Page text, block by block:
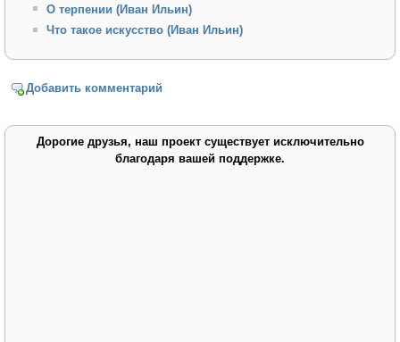
О терпении (Иван Ильин)
Что такое искусство (Иван Ильин)
Добавить комментарий
Дорогие друзья, наш проект существует исключительно
благодаря вашей поддержке.